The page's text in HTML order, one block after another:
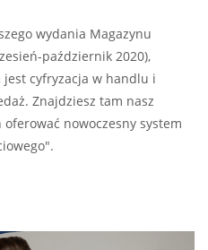
wydania Magazynu
październik 2020),
cyfryzacja w handlu i
Znajdziesz tam nasz
nowoczesny system